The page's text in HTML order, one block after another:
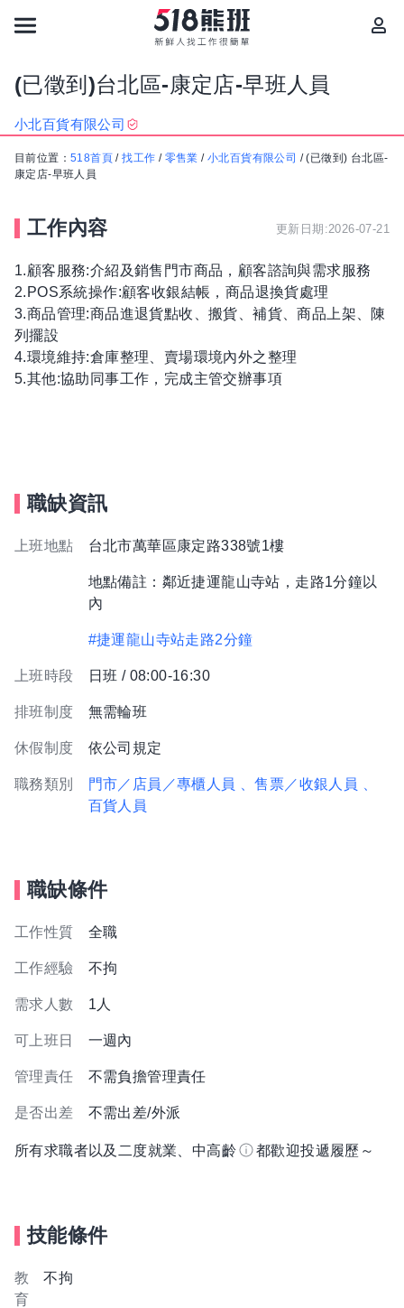
(已徵到)台北區-康定店-早班人員
小北百貨有限公司
目前位置： 518首頁 /找工作 / 零售業 /小北百貨有限公司 /(已徵到) 台北區-
康定店-早班人員
工作內容 更新日期:2026-07-21
1.顧客服務:介紹及銷售門市商品，顧客諮詢與需求服務
2.POS系統操作:顧客收銀結帳，商品退換貨處理
3.商品管理:商品進退貨點收、搬貨、補貨、商品上架、陳
列擺設
4.環境維持:倉庫整理、賣場環境內外之整理
5.其他:協助同事工作，完成主管交辦事項
職缺資訊
上班地點 台北市萬華區康定路338號1樓
地點備註：鄰近捷運龍山寺站，走路1分鐘以
內
#捷運龍山寺站走路2分鐘
上班時段 日班 / 08:00-16:30
排班制度 無需輪班
休假制度 依公司規定
職務類別 門市／店員／專櫃人員 、售票／收銀人員
百貨人員
職缺條件
工作性質 全職
工作經驗 不拘
需求人數 1人
可上班日 一週內
管理責任 不需負擔管理責任
是否出差 不需出差/外派
所有求職者以及二度就業、中高齡 都歡迎投遞履歷～
技能條件
教
育
不拘